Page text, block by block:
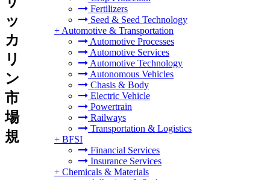
Fertilizers
Seed & Seed Technology
+ Automotive & Transportation
Automotive Processes
Automotive Services
Automotive Technology
Autonomous Vehicles
Chasis & Body
Electric Vehicle
Powertrain
Railways
Transportation & Logistics
+ BFSI
Financial Services
Insurance Services
+ Chemicals & Materials
ッ
カ
リ
ン
市
場
規